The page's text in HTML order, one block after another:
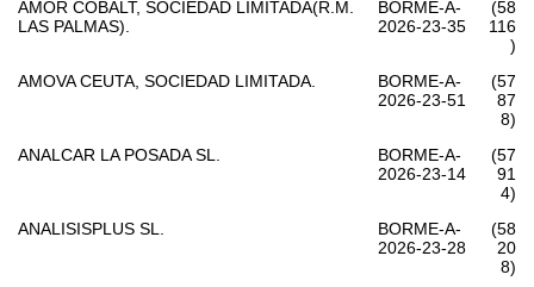
AMOR COBALT, SOCIEDAD LIMITADA(R.M.
LAS PALMAS).
BORME-A-
2026-23-35
(58
116
)
AMOVA CEUTA, SOCIEDAD LIMITADA.
BORME-A-
2026-23-51
(57
87
8)
ANALCAR LA POSADA SL.
BORME-A-
2026-23-14
(57
91
4)
ANALISISPLUS SL.
BORME-A-
2026-23-28
(58
20
8)